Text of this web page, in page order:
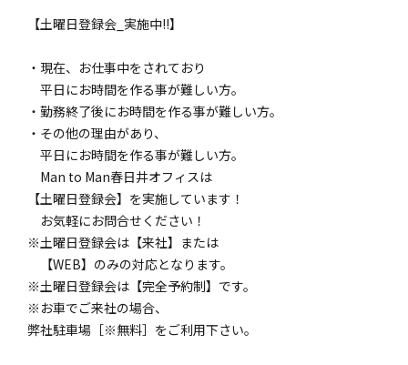
【土曜日登録会_実施中!!】
・現在、お仕事中をされており
平日にお時間を作る事が難しい方。
・勤務終了後にお時間を作る事が難しい方。
・その他の理由があり、
平日にお時間を作る事が難しい方。
Man to Man春日井オフィスは
【土曜日登録会】を実施しています！
お気軽にお問合せください！
※土曜日登録会は【来社】または
【WEB】のみの対応となります。
※土曜日登録会は【完全予約制】です。
※お車でご来社の場合、
弊社駐車場［※無料］をご利用下さい。